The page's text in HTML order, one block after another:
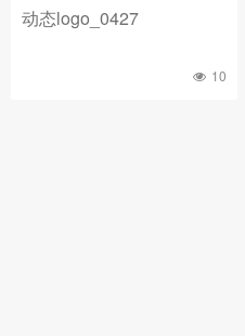
动态logo_0427
10